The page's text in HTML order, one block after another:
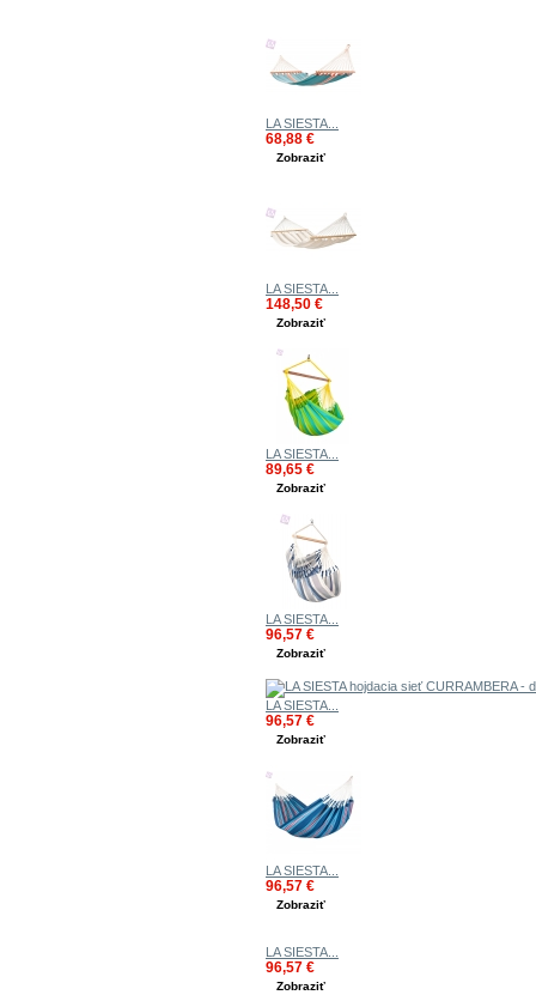
LA SIESTA...
68,88 €
Zobraziť
LA SIESTA...
148,50 €
Zobraziť
LA SIESTA...
89,65 €
Zobraziť
LA SIESTA...
96,57 €
Zobraziť
LA SIESTA...
96,57 €
Zobraziť
LA SIESTA...
96,57 €
Zobraziť
LA SIESTA...
96,57 €
Zobraziť